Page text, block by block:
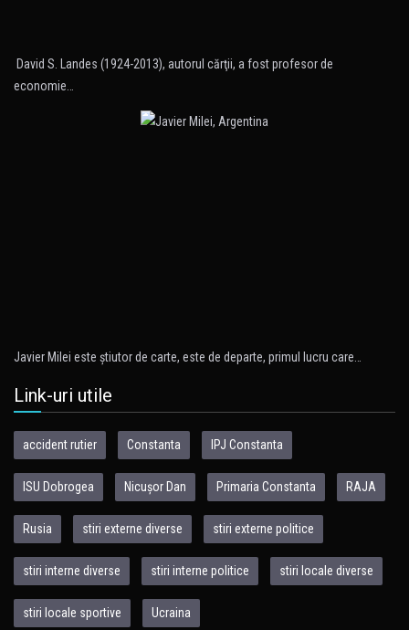
David S. Landes (1924-2013), autorul cărţii, a fost profesor de
economie…
Javier Milei este ştiutor de carte, este de departe, primul lucru care…
Link-uri utile
accident rutier Constanta IPJ Constanta
ISU Dobrogea Nicușor Dan Primaria Constanta RAJA
Rusia stiri externe diverse stiri externe politice
stiri interne diverse stiri interne politice stiri locale diverse
stiri locale sportive Ucraina